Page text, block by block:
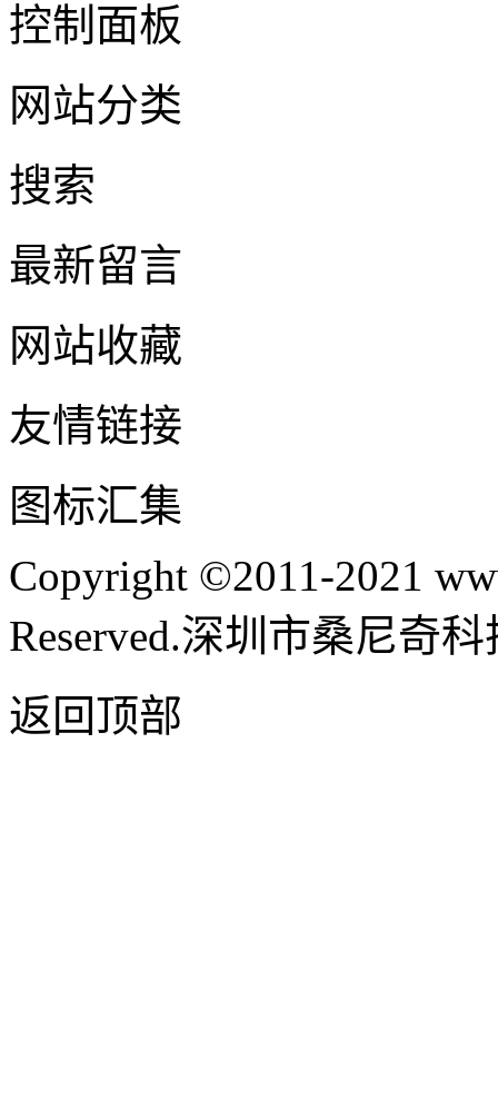
控制面板
网站分类
搜索
最新留言
网站收藏
友情链接
图标汇集
Copyright ©2011-2021
Reserved.深圳市桑尼奇
返回顶部